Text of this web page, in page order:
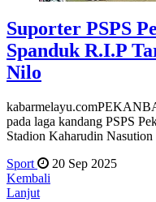
Suporter PSPS
Spanduk R.I.P
Nilo
pada laga kandang PSPS
Stadion Kaharudin Nasution
Sport
20 Sep 2025
Kembali
Lanjut